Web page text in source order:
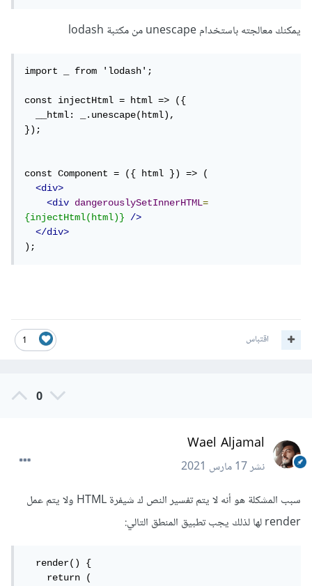
يمكنك معالجته باستخدام unescape من مكتبة lodash
import _ from 'lodash';
const injectHtml = html => ({
});
const Component = ({ html }) => (
<div>
<div
dangerouslySetInnerHTML=
{injectHtml(html)}
/>
</div>
);
1 اقتباس
0
Wael Aljamal
نشر17 مارس 2021
سبب المشكلة هو أنه لا يتم تفسير النص ك شيفرة HTML ولا يتم عمل
render لها لذلك يجب تطبيق المنطق التالي:
  render() {
    return (